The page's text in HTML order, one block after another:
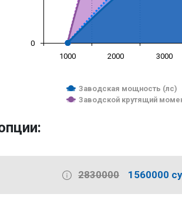
Заводская мощность (лс)
Заводской крутящий
1000 2000 3000
0
2830000 1560000